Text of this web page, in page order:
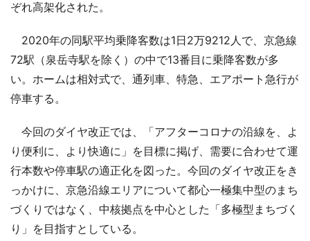
ぞれ高架化された。
2020年の同駅平均乗降客数は1日2万9212人で、京急線
72駅（泉岳寺駅を除く）の中で13番目に乗降客数が多
い。ホームは相対式で、通列車、特急、エアポート急行が
停車する。
今回のダイヤ改正では、「アフターコロナの沿線を、よ
り便利に、より快適に」を目標に掲げ、需要に合わせて運
行本数や停車駅の適正化を図った。今回のダイヤ改正をき
っかけに、京急沿線エリアについて都心一極集中型のまち
づくりではなく、中核拠点を中心とした「多極型まちづく
り」を目指すとしている。